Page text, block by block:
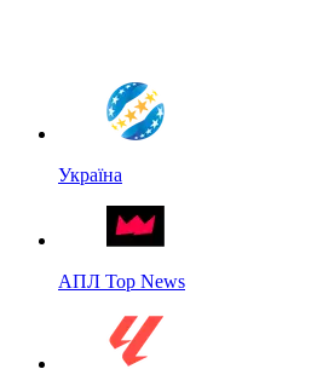
Україна
АПЛ Top News